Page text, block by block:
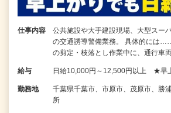
仕事内容
公共施設や大手建設現場、大型スー
の交通誘導警備業務。 具体的には
の剪定・枝落とし作業中に、通行車
給与 日給10,000円～12,500円以上 ★早
勤務地
千葉県千葉市、市原市、茂原市、勝
所